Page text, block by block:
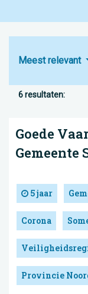
Meest relevant
6 resultaten:
Goede
Gemeente
5 jaar
Corona
Provincie